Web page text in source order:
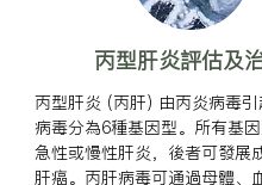
丙型肝炎評估及
丙型肝炎 (丙肝) 由丙炎病毒
病毒分為6種基因型。所有基
急性或慢性肝炎，後者可發展
肝癌。丙肝病毒可通過母體、